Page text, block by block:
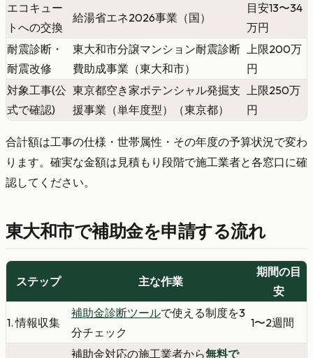
エコキュー
トへの交換
給湯省エネ2026事業（国）
目安13〜34
万円
耐震診断・
耐震改修
東大和市分譲マンション耐震診断
費助成事業（東大和市）
上限200万
円
対象工事(公
式で確認)
東京都空き家ポテンシャル発掘支
援事業（単年度型）（東京都）
上限250万
円
合計額は工事の仕様・世帯属性・その年度の予算状況で変わ
ります。確実な金額は見積もり段階で施工業者と各窓口に確
認してください。
東大和市で補助金を申請する流れ
ステップ 主な作業
期間の目
安
1. 情報収集
補助金診断ツールで使える制度を3
分チェック
1〜2週間
補助金対応の施工業者から無料で